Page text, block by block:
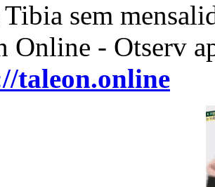
sem
Online - Otserv
taleon.online